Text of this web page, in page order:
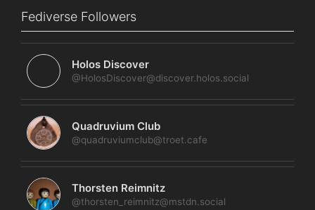
Fediverse Followers
Holos Discover
@HolosDiscover@discover.holos.social
Quadruvium Club
@quadruviumclub@troet.cafe
Thorsten Reimnitz
@thorsten_reimnitz@mstdn.social